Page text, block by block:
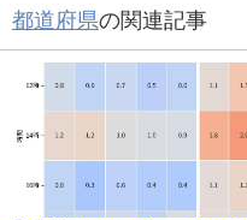
都道府県の関連記事